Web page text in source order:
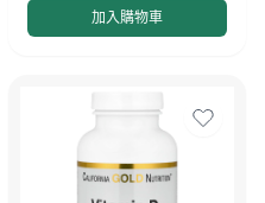
加入購物車